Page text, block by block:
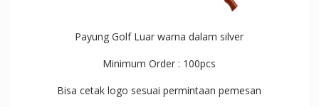
Payung Golf Luar warna dalam silver
Minimum Order : 100pcs
Bisa cetak logo sesuai permintaan pemesan